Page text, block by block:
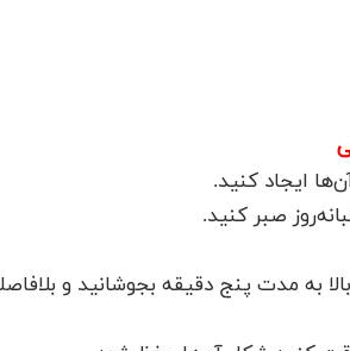
ایجاد کنید.
صبر کنید.
به مدت پنج دقیقه بجوشانید و